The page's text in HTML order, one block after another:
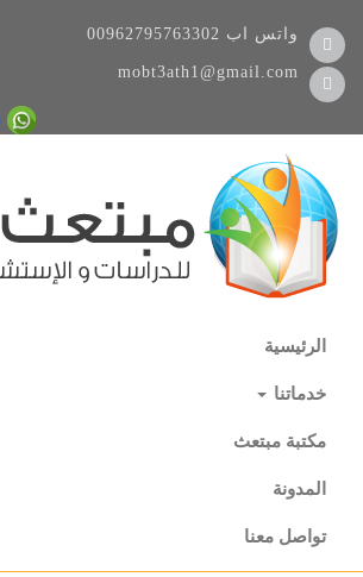
00962795763302 واتس اب
mobt3ath1@gmail.com
الرئيسية
خدماتنا
مكتبة مبتعث
المدونة
تواصل معنا